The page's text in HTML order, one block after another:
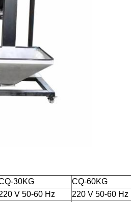
30KG
CQ-60KG
V 50-60 Hz
220 V 50-60 Hz